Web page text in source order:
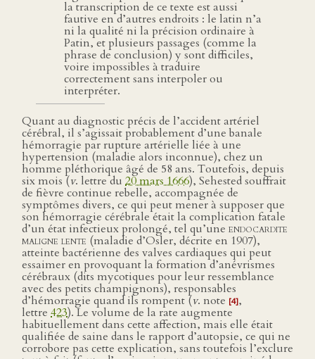
la transcription de ce texte est aussi
fautive en d’autres endroits : le latin n’a
ni la qualité ni la précision ordinaire à
Patin, et plusieurs passages (comme la
phrase de conclusion) y sont difficiles,
voire impossibles à traduire
correctement sans interpoler ou
interpréter.
Quant au diagnostic précis de l’accident artériel
cérébral, il s’agissait probablement d’une banale
hémorragie par rupture artérielle liée à une
hypertension (maladie alors inconnue), chez un
homme pléthorique âgé de 58 ans. Toutefois, depuis
six mois (v. lettre du 20 mars 1666), Sehested souffrait
de fièvre continue rebelle, accompagnée de
symptômes divers, ce qui peut mener à supposer que
son hémorragie cérébrale était la complication fatale
d’un état infectieux prolongé, tel qu’une endocardite
maligne lente (maladie d’Osler, décrite en 1907),
atteinte bactérienne des valves cardiaques qui peut
essaimer en provoquant la formation d’anévrismes
cérébraux (dits mycotiques pour leur ressemblance
avec des petits champignons), responsables
d’hémorragie quand ils rompent (v. note [4],
lettre 423). Le volume de la rate augmente
habituellement dans cette affection, mais elle était
qualifiée de saine dans le rapport d’autopsie, ce qui ne
corrobore pas cette explication, sans toutefois l’exclure